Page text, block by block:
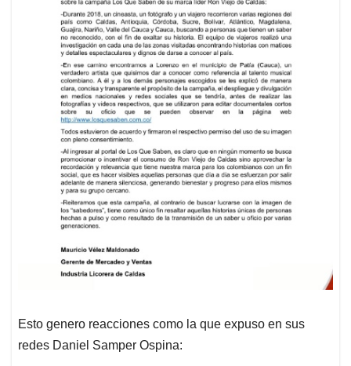
Esto genero reacciones como la que expuso en sus
redes Daniel Samper Ospina: